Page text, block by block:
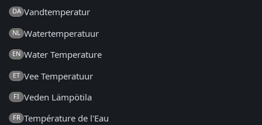
DA Vandtemperatur
NL Watertemperatuur
EN Water Temperature
ET Vee Temperatuur
FI Veden Lämpötila
FR Température de l'Eau